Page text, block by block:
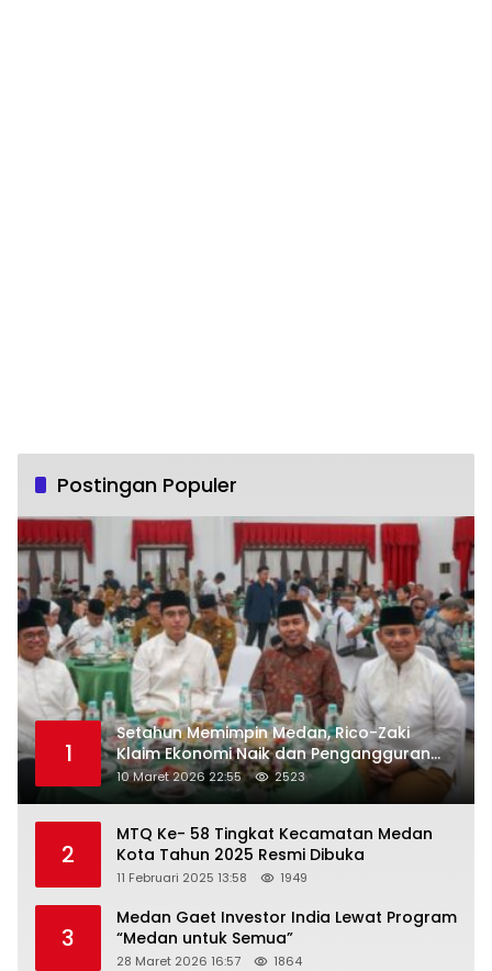
Postingan Populer
1
Setahun Memimpin Medan, Rico-Zaki
Klaim Ekonomi Naik dan Pengangguran
Turun
10 Maret 2026 22:55 2523
2
MTQ Ke- 58 Tingkat Kecamatan Medan
Kota Tahun 2025 Resmi Dibuka
11 Februari 2025 13:58 1949
3
Medan Gaet Investor India Lewat Program
“Medan untuk Semua”
28 Maret 2026 16:57 1864